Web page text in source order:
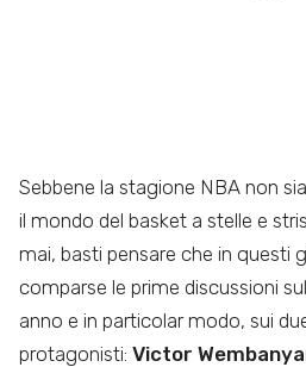
Sebbene la stagione NBA non
il mondo del basket a stelle e
mai, basti pensare che in questi
comparse le prime discussioni
anno e in particolar modo, sui
protagonisti: Victor